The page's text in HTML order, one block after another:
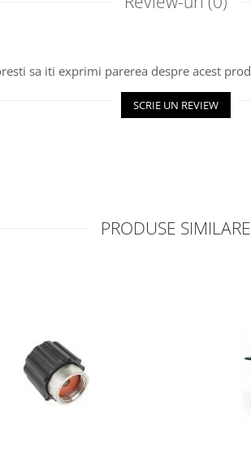
sa iti exprimi parerea despre acest
SCRIE UN REVIEW
PRODUSE SIMILARE